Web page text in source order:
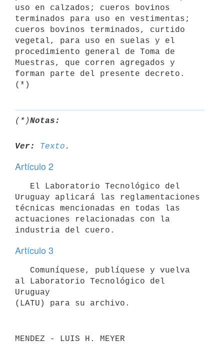
uso en calzados; cueros bovinos
terminados para uso en vestimentas;
cueros bovinos terminados, curtido
vegetal, para uso en suelas y el
procedimiento general de Toma de
Muestras, que corren agregados y
forman parte del presente decreto.
(*)Notas:
Ver: Texto
Artículo 2
Uruguay aplicará las reglamentaciones
técnicas mencionadas en todas las
actuaciones relacionadas con la
Artículo 3
al Laboratorio Tecnológico del
Uruguay